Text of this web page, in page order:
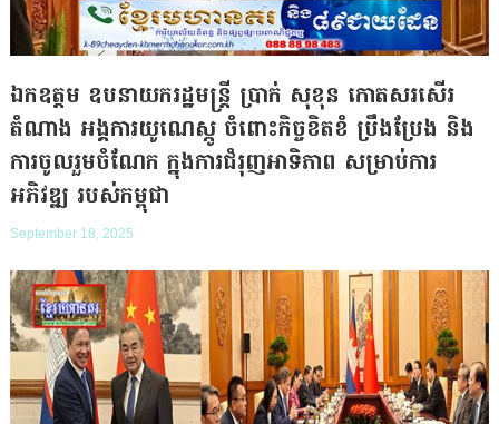
ឯកឧត្តម ឧបនាយករដ្ឋមន្ត្រី ប្រាក់ សុខុន កោតសរសើរ
តំណាង អង្គការយូណេស្កូ ចំពោះកិច្ចខិតខំ ប្រឹងប្រែង និង
ការចូលរួមចំណែក ក្នុងការជំរុញអាទិភាព សម្រាប់ការ
អភិវឌ្ឍ របស់កម្ពុជា
September 18, 2025